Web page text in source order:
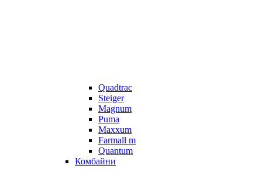
Quadtrac
Steiger
Magnum
Puma
Maxxum
Farmall m
Quantum
Комбайни